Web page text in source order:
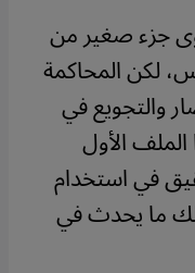
جزء صغير من
لكن المحاكمة
والتجويع في
الأول
في استخدام
ما يحدث في